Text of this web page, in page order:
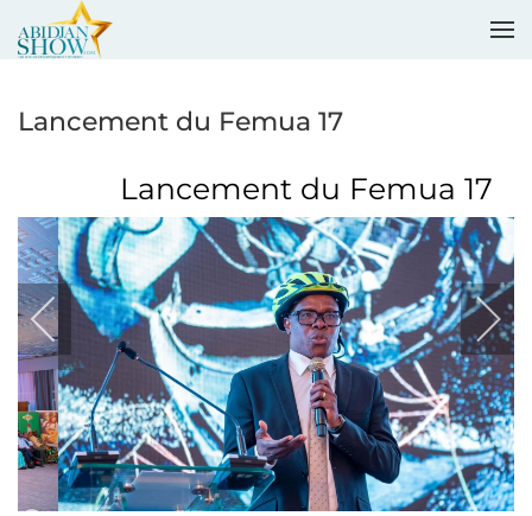
Lancement du Femua 17
Lancement du Femua 17